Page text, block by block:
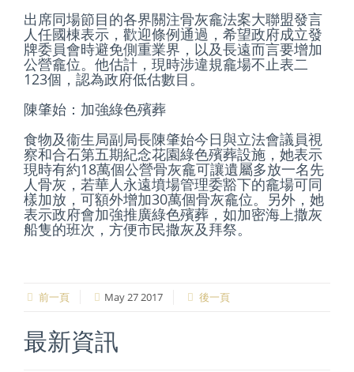
出席同場節目的各界關注骨灰龕法案大聯盟發言
人任國棟表示，歡迎條例通過，希望政府成立發
牌委員會時避免側重業界，以及長遠而言要增加
公營龕位。他估計，現時涉違規龕場不止表二
123個，認為政府低估數目。
陳肇始：加強綠色殯葬
食物及衞生局副局長陳肇始今日與立法會議員視
察和合石第五期紀念花園綠色殯葬設施，她表示
現時有約18萬個公營骨灰龕可讓遺屬多放一名先
人骨灰，若華人永遠墳場管理委豁下的龕場可同
樣加放，可額外增加30萬個骨灰龕位。另外，她
表示政府會加強推廣綠色殯葬，如加密海上撒灰
船隻的班次，方便市民撒灰及拜祭。
前一頁 May 27 2017 後一頁
最新資訊